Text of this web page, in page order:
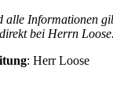
alle Informationen
bei Herrn Loose.
: Herr Loose